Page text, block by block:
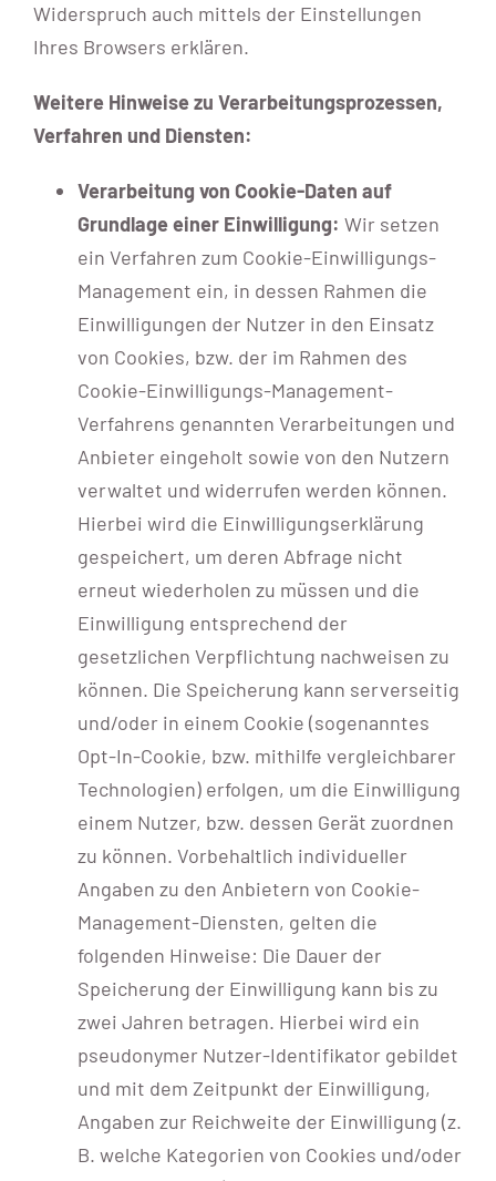
Widerspruch auch mittels der Einstellungen
Ihres Browsers erklären.
Weitere Hinweise zu Verarbeitungsprozessen,
Verfahren und Diensten:
Verarbeitung von Cookie-Daten auf
Grundlage einer Einwilligung: Wir setzen
ein Verfahren zum Cookie-Einwilligungs-
Management ein, in dessen Rahmen die
Einwilligungen der Nutzer in den Einsatz
von Cookies, bzw. der im Rahmen des
Cookie-Einwilligungs-Management-
Verfahrens genannten Verarbeitungen und
Anbieter eingeholt sowie von den Nutzern
verwaltet und widerrufen werden können.
Hierbei wird die Einwilligungserklärung
gespeichert, um deren Abfrage nicht
erneut wiederholen zu müssen und die
Einwilligung entsprechend der
gesetzlichen Verpflichtung nachweisen zu
können. Die Speicherung kann serverseitig
und/oder in einem Cookie (sogenanntes
Opt-In-Cookie, bzw. mithilfe vergleichbarer
Technologien) erfolgen, um die Einwilligung
einem Nutzer, bzw. dessen Gerät zuordnen
zu können. Vorbehaltlich individueller
Angaben zu den Anbietern von Cookie-
Management-Diensten, gelten die
folgenden Hinweise: Die Dauer der
Speicherung der Einwilligung kann bis zu
zwei Jahren betragen. Hierbei wird ein
pseudonymer Nutzer-Identifikator gebildet
und mit dem Zeitpunkt der Einwilligung,
Angaben zur Reichweite der Einwilligung (z.
B. welche Kategorien von Cookies und/oder